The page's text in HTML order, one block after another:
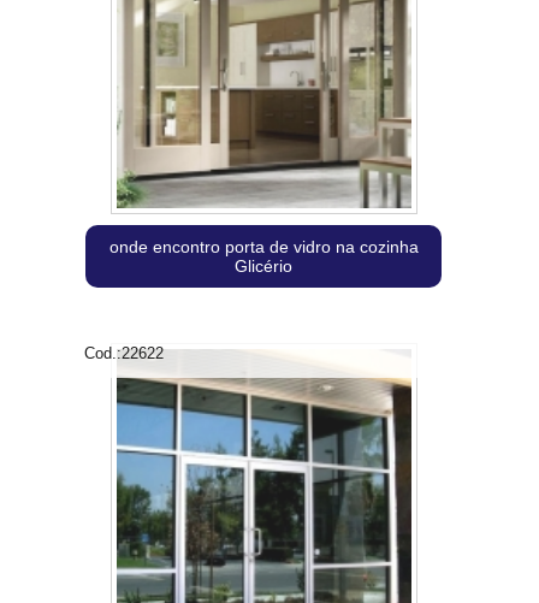
onde encontro porta de vidro na cozinha
Glicério
Cod.:22622